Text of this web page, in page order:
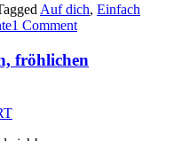
Geburtstagsgrüße…“
Auf dich, Einfach
1 Comment
fröhlichen